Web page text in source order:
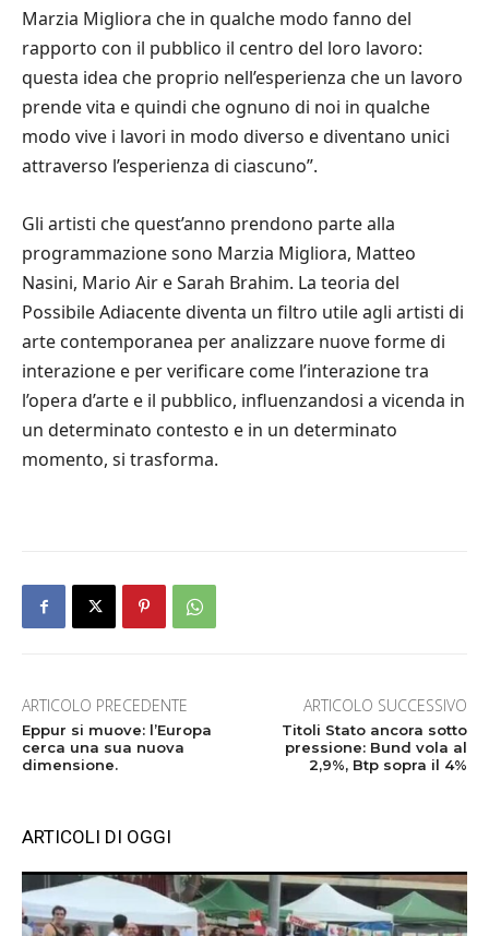
Marzia Migliora che in qualche modo fanno del
rapporto con il pubblico il centro del loro lavoro:
questa idea che proprio nell’esperienza che un lavoro
prende vita e quindi che ognuno di noi in qualche
modo vive i lavori in modo diverso e diventano unici
attraverso l’esperienza di ciascuno”.
Gli artisti che quest’anno prendono parte alla
programmazione sono Marzia Migliora, Matteo
Nasini, Mario Air e Sarah Brahim. La teoria del
Possibile Adiacente diventa un filtro utile agli artisti di
arte contemporanea per analizzare nuove forme di
interazione e per verificare come l’interazione tra
l’opera d’arte e il pubblico, influenzandosi a vicenda in
un determinato contesto e in un determinato
momento, si trasforma.
ARTICOLO PRECEDENTE
Eppur si muove: l’Europa
cerca una sua nuova
dimensione.
ARTICOLO SUCCESSIVO
Titoli Stato ancora sotto
pressione: Bund vola al
2,9%, Btp sopra il 4%
ARTICOLI DI OGGI